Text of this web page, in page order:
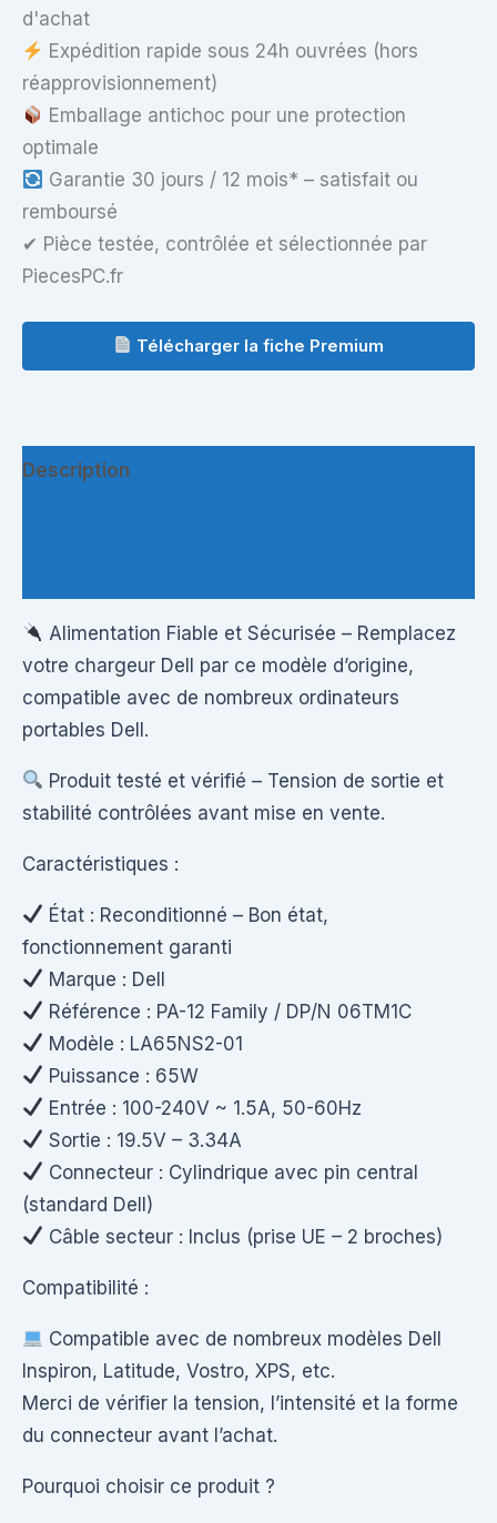
d'achat
Expédition rapide sous 24h ouvrées (hors
réapprovisionnement)
Emballage antichoc pour une protection
optimale
Garantie 30 jours / 12 mois* – satisfait ou
remboursé
✔ Pièce testée, contrôlée et sélectionnée par
PiecesPC.fr
Télécharger la fiche Premium
Description
Alimentation Fiable et Sécurisée – Remplacez
votre chargeur Dell par ce modèle d’origine,
compatible avec de nombreux ordinateurs
portables Dell.
Produit testé et vérifié – Tension de sortie et
stabilité contrôlées avant mise en vente.
Caractéristiques :
État : Reconditionné – Bon état,
fonctionnement garanti
Marque : Dell
Référence : PA-12 Family / DP/N 06TM1C
Modèle : LA65NS2-01
Puissance : 65W
Entrée : 100-240V ~ 1.5A, 50-60Hz
Sortie : 19.5V – 3.34A
Connecteur : Cylindrique avec pin central
(standard Dell)
Câble secteur : Inclus (prise UE – 2 broches)
Compatibilité :
Compatible avec de nombreux modèles Dell
Inspiron, Latitude, Vostro, XPS, etc.
Merci de vérifier la tension, l’intensité et la forme
du connecteur avant l’achat.
Pourquoi choisir ce produit ?